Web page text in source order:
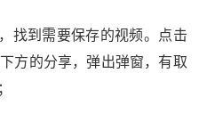
找到需要保存的视频。点击
方的分享，弹出弹窗，有取